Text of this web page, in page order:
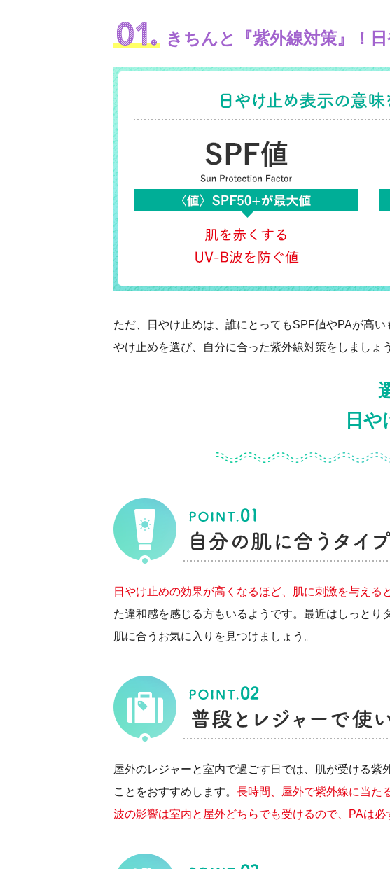
きちんと『紫外線対策』！
ただ、日やけ止めは、誰にとってもSPF値やPAが高
やけ止めを選び、自分に合った紫外線対策をしましょう
日
日やけ止めの効果が高くなるほど、肌に刺激を与える
た違和感を感じる方もいるようです。最近はしっと
肌に合うお気に入りを見つけましょう。
屋外のレジャーと室内で過ごす日では、肌が受ける
ことをおすすめします。 長時間、屋外で紫外線に当た
波の影響は室内と屋外どちらでも受けるので、PAは必